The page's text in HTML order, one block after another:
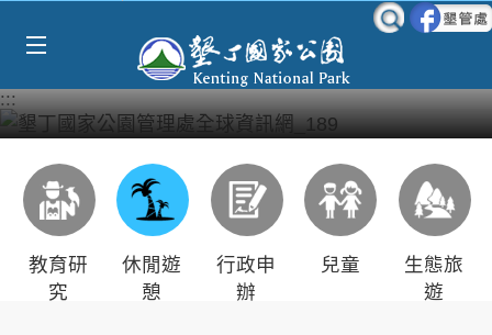
:::
教育研
究
休閒遊
憩
行政申
辦
兒童
生態旅
遊